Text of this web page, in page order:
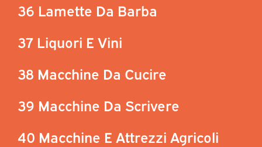
36 Lamette Da Barba
37 Liquori E Vini
38 Macchine Da Cucire
39 Macchine Da Scrivere
40 Macchine E Attrezzi Agricoli